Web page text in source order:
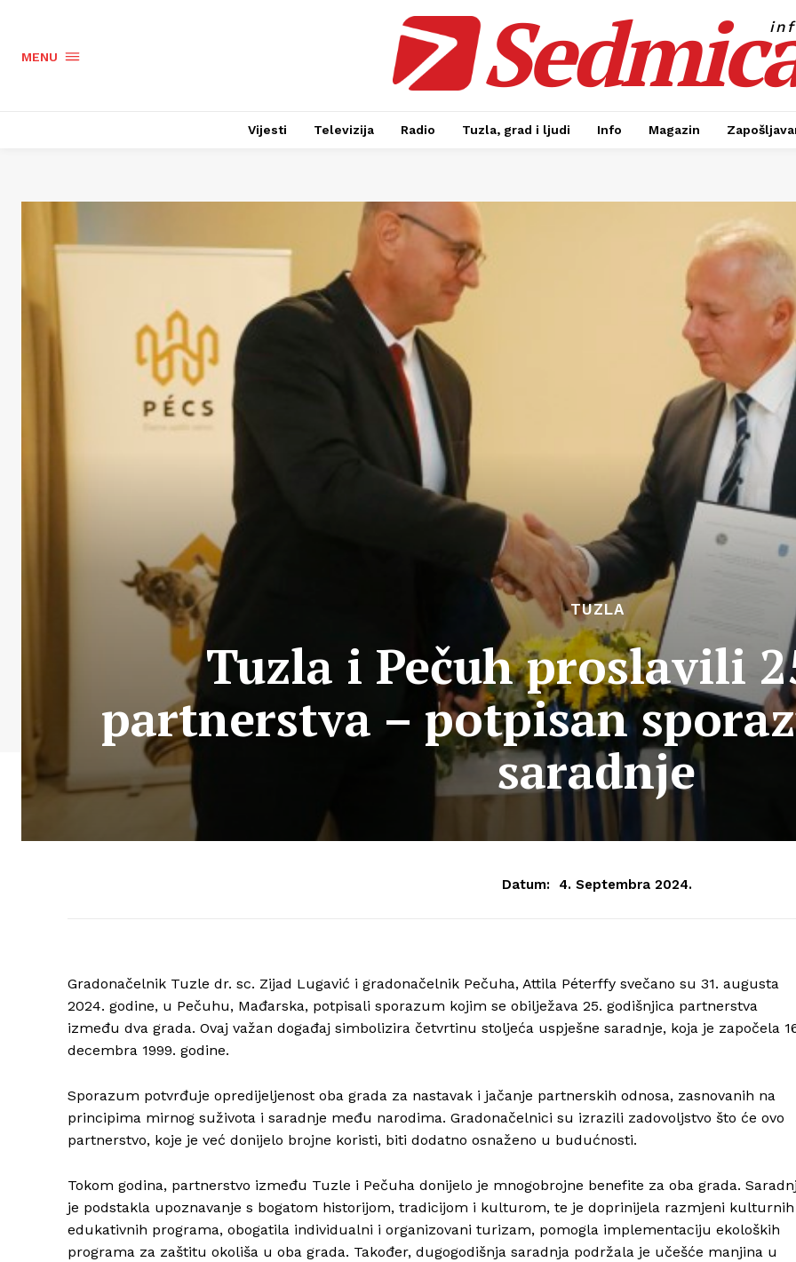
MENU
Vijesti Televizija Radio Tuzla, grad i ljudi Info Magazin
TUZLA
Tuzla i Pečuh proslavili
partnerstva – potpisan
saradnje
Datum: 4. Septembra 2024.
Gradonačelnik Tuzle dr. sc. Zijad Lugavić i gradonačelnik Pečuha, Attila Péterffy svečano su 31. augusta
2024. godine, u Pečuhu, Mađarska, potpisali sporazum kojim se obilježava 25. godišnjica partnerstva
između dva grada. Ovaj važan događaj simbolizira četvrtinu stoljeća uspješne saradnje, koja je započela
decembra 1999. godine.
Sporazum potvrđuje opredijeljenost oba grada za nastavak i jačanje partnerskih odnosa, zasnovanih na
principima mirnog suživota i saradnje među narodima. Gradonačelnici su izrazili zadovoljstvo što će ovo
partnerstvo, koje je već donijelo brojne koristi, biti dodatno osnaženo u budućnosti.
Tokom godina, partnerstvo između Tuzle i Pečuha donijelo je mnogobrojne benefite za oba grada.
je podstakla upoznavanje s bogatom historijom, tradicijom i kulturom, te je doprinijela razmjeni
edukativnih programa, obogatila individualni i organizovani turizam, pomogla implementaciju ekoloških
programa za zaštitu okoliša u oba grada. Također, dugogodišnja saradnja podržala je učešće manjina u